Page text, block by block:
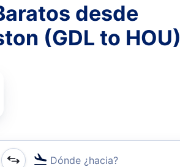
desde
(GDL to HOU)
Dónde ¿hacia?